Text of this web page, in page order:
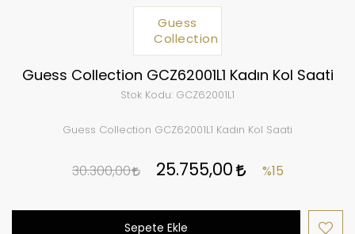
Guess
Collection
Guess Collection GCZ62001L1 Kadın Kol Saati
Stok Kodu: GCZ62001L1
Guess Collection GCZ62001L1 Kadın Kol Saati
30.300,00 25.755,00 %15
Sepete Ekle